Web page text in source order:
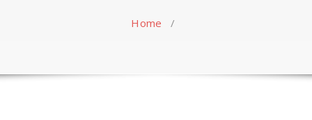
Home /